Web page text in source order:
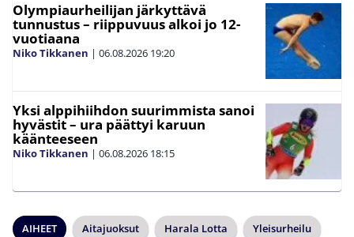
Olympiaurheilijan järkyttävä
tunnustus – riippuvuus alkoi jo 12-
vuotiaana
Niko Tikkanen | 06.08.2026 19:20
Yksi alppihiihdon suurimmista sanoi
hyvästit – ura päättyi karuun
käänteeseen
Niko Tikkanen | 06.08.2026 18:15
AIHEET Aitajuoksut Harala Lotta Yleisurheilu